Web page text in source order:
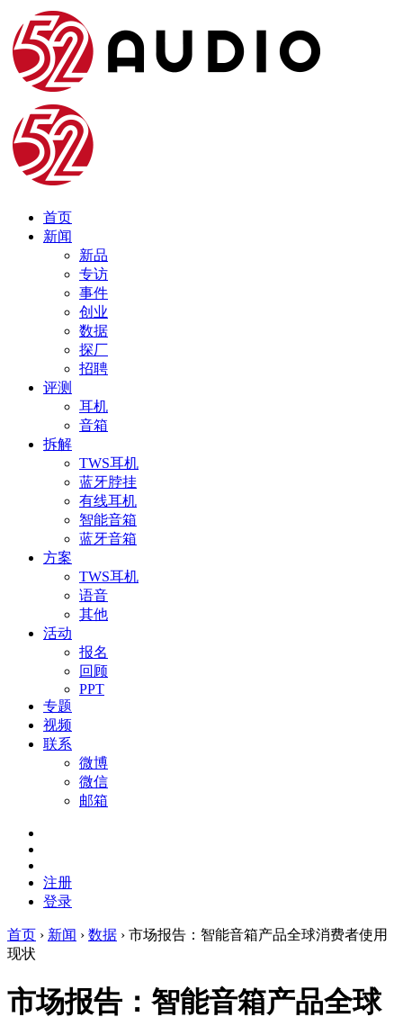
首页
新闻
新品
专访
事件
创业
数据
探厂
招聘
评测
耳机
音箱
拆解
TWS耳机
蓝牙脖挂
有线耳机
智能音箱
蓝牙音箱
方案
TWS耳机
语音
其他
活动
报名
回顾
PPT
专题
视频
联系
微博
微信
邮箱
注册
登录
首页 › 新闻 › 数据 › 市场报告：智能音箱产品全球消费者使用
现状
市场报告：智能音箱产品全球